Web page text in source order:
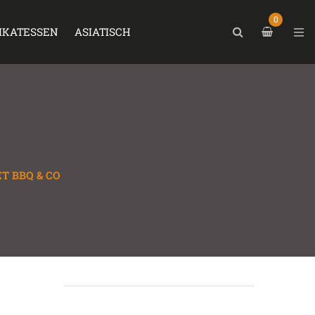
ASIATISCH
0
BBQ & CO